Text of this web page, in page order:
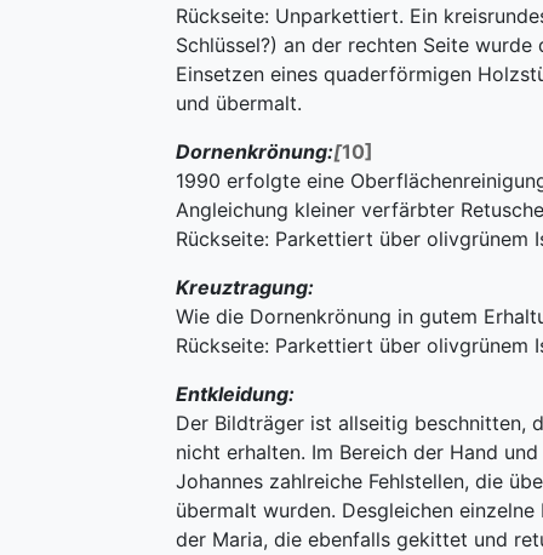
Rückseite: Unparkettiert. Ein
Schlüssel?) an der rechten Seite wurde
Einsetzen eines quaderförmigen
und übermalt.
Dornenkrönung:[10]
1990 erfolgte eine
Angleichung kleiner verfärbter
Rückseite: Parkettiert über olivgrünem
Kreuztragung:
Wie die Dornenkrönung in gutem
Rückseite: Parkettiert über olivgrünem
Entkleidung:
Der Bildträger ist allseitig beschnitten,
nicht erhalten. Im Bereich der Hand
Johannes zahlreiche Fehlstellen, die
übermalt wurden. Desgleichen einzelne
der Maria, die ebenfalls gekittet und